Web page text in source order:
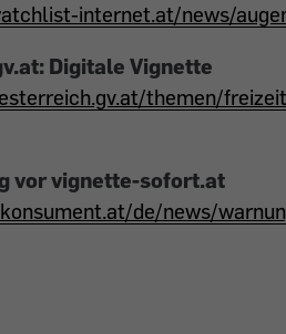
internet.at/news/
Digitale Vignette
themen/
vor vignette-sofort.at
de/news/